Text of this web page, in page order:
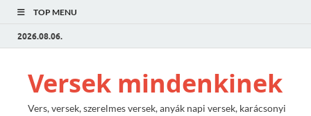
TOP MENU
2026.08.06.
Versek mindenkinek
Vers, versek, szerelmes versek, anyák napi versek, karácsonyi